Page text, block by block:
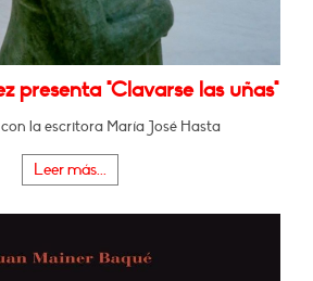
presenta "Clavarse las uñas"
la escritora María José Hasta
Leer más...